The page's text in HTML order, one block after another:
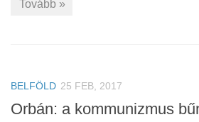
Tovább »
BELFÖLD 25 FEB, 2017
Orbán: a kommunizmus